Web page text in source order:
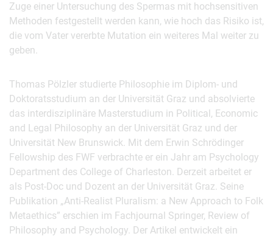
Zuge einer Untersuchung des Spermas mit hochsensitiven
Methoden festgestellt werden kann, wie hoch das Risiko ist,
die vom Vater vererbte Mutation ein weiteres Mal weiter zu
geben.
Thomas Pölzler studierte Philosophie im Diplom- und
Doktoratsstudium an der Universität Graz und absolvierte
das interdisziplinäre Masterstudium in Political, Economic
and Legal Philosophy an der Universität Graz und der
Universität New Brunswick. Mit dem Erwin Schrödinger
Fellowship des FWF verbrachte er ein Jahr am Psychology
Department des College of Charleston. Derzeit arbeitet er
als Post-Doc und Dozent an der Universität Graz. Seine
Publikation „Anti-Realist Pluralism: a New Approach to Folk
Metaethics” erschien im Fachjournal Springer, Review of
Philosophy and Psychology. Der Artikel entwickelt ein